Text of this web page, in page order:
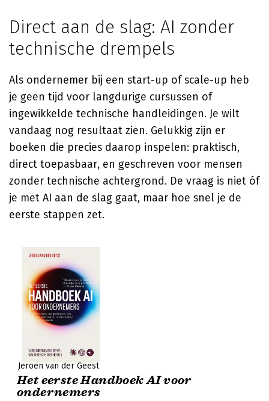
Direct aan de slag: AI zonder
technische drempels
Als ondernemer bij een start-up of scale-up heb
je geen tijd voor langdurige cursussen of
ingewikkelde technische handleidingen. Je wilt
vandaag nog resultaat zien. Gelukkig zijn er
boeken die precies daarop inspelen: praktisch,
direct toepasbaar, en geschreven voor mensen
zonder technische achtergrond. De vraag is niet óf
je met AI aan de slag gaat, maar hoe snel je de
eerste stappen zet.
Jeroen van der Geest
Het eerste Handboek AI voor
ondernemers